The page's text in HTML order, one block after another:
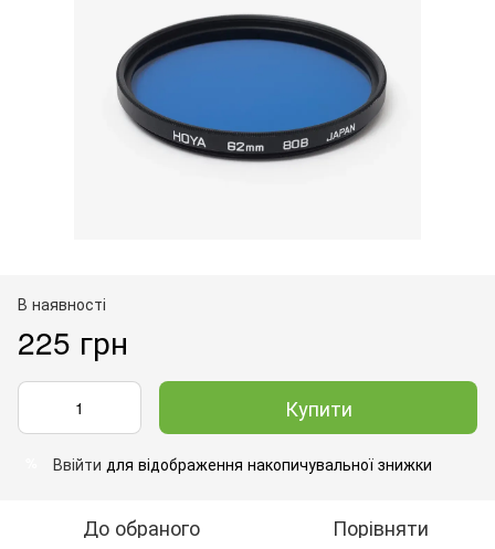
В наявності
225 грн
Купити
Ввійти для відображення накопичувальної знижки
До обраного Порівняти